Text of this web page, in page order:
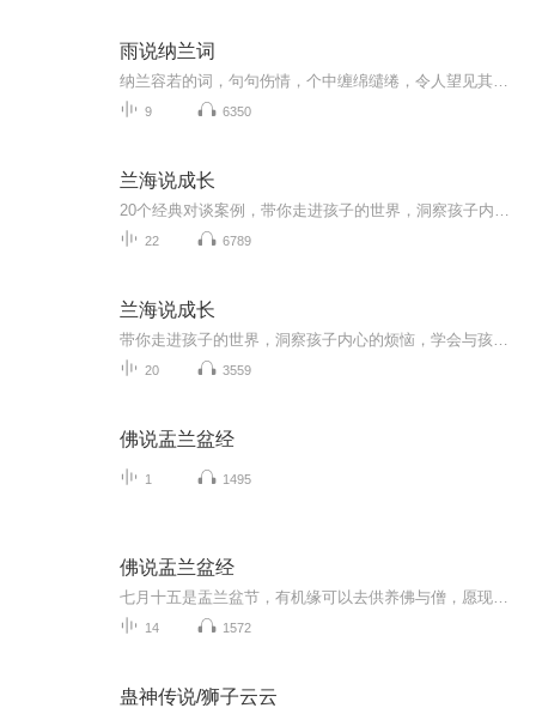
雨说纳兰词
9 6350
兰海说成长
22 6789
兰海说成长
20 3559
佛说盂兰盆经
1 1495
佛说盂兰盆经
14 1572
蛊神传说/狮子云云